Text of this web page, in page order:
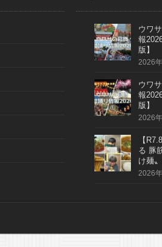
ウワ
報
版】
2026
ウワ
報
版】
2026
【
る 豚
け麺
2026